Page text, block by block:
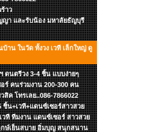
าว
ญา และรับน้อง มหาลัยธัญบุรี
าน ในวัด ทั้งวง เวที เล็กใหญ่ ดู
ดนตรีวง 3-4 ชิ้น แบบง่ายๆ
ร์ คนร่วมงาน 200-300 คน
ค โทรเลย..086-7866022
ชิ้น+เวที+แดนซ์เซอร์สาวสวย
ที ทีมงาน แดนซ์เซอร์ สาวสวย
กษ์เย็นสบาย อิ่มบุญ สนุกสนาน